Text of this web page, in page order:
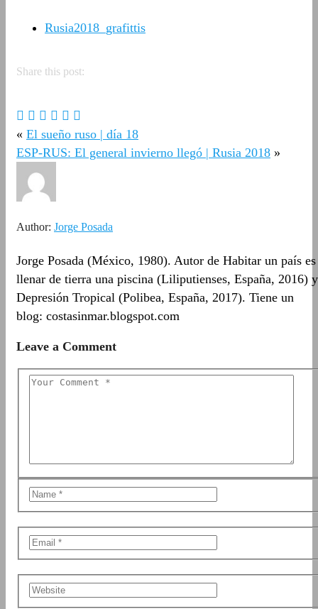
Rusia2018_grafittis
Share this post:
« El sueño ruso | día 18
ESP-RUS: El general invierno llegó | Rusia 2018 »
Author: Jorge Posada
Jorge Posada (México, 1980). Autor de Habitar un país es
llenar de tierra una piscina (Liliputienses, España, 2016) y
Depresión Tropical (Polibea, España, 2017). Tiene un
blog: costasinmar.blogspot.com
Leave a Comment